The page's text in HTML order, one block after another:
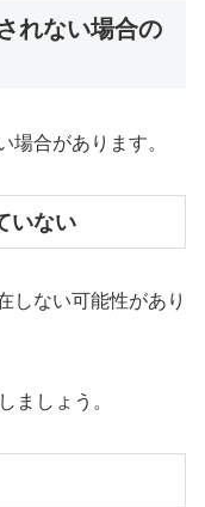
れない場合の
場合があります。
いない
しない可能性があり
ましょう。